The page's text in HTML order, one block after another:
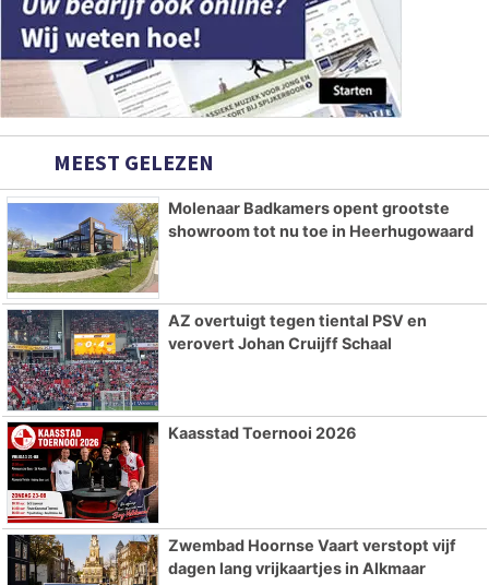
MEEST GELEZEN
Molenaar Badkamers opent grootste
showroom tot nu toe in Heerhugowaard
AZ overtuigt tegen tiental PSV en
verovert Johan Cruijff Schaal
Kaasstad Toernooi 2026
Zwembad Hoornse Vaart verstopt vijf
dagen lang vrijkaartjes in Alkmaar